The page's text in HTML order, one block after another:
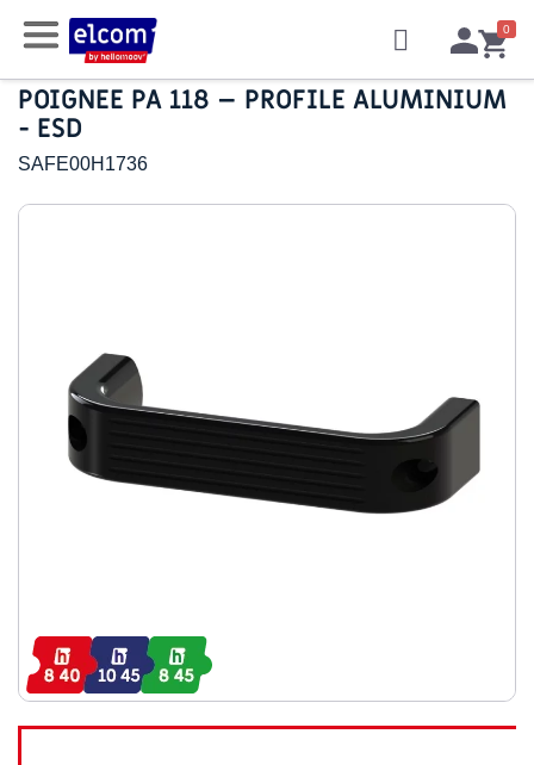
POIGNEE PA 118 – PROFILE ALUMINIUM
- ESD
SAFE00H1736